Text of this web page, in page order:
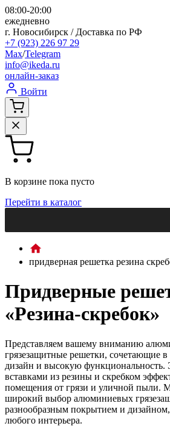
08:00-20:00
ежедневно
г. Новосибирск / Доставка по РФ
+7 (923) 226 97 29
Max/Telegram
info@ikeda.ru
онлайн-заказ
Войти
В корзине пока пусто
Перейти в каталог
придверная решетка резина
Придверные
«Резина-скребок»
Представляем вашему вниманию
грязезащитные решетки, сочетающие в
дизайн и высокую функциональность.
вставками из резины и скребком
помещения от грязи и уличной пыли.
широкий выбор алюминиевых
разнообразным покрытием и
любого интерьера.